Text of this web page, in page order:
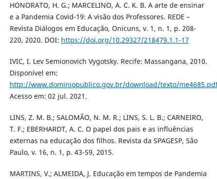
HONORATO, H. G.; MARCELINO, A. C. K. B. A arte de ensinar
e a Pandemia Covid-19: A visão dos Professores. REDE –
Revista Diálogos em Educação, Onicuns, v. 1, n. 1, p. 208-
220, 2020. DOI: https://doi.org/10.29327/218479.1.1-17
IVIC, I. Lev Semionovich Vygotsky. Recife: Massangana, 2010.
Disponível em:
http://www.dominiopublico.gov.br/download/texto/
Acesso em: 02 jul. 2021.
LINS, Z. M. B.; SALOMÃO, N. M. R.; LINS, S. L. B.; CARNEIRO,
T. F.; EBERHARDT, A. C. O papel dos pais e as influências
externas na educação dos filhos. Revista da SPAGESP, São
Paulo, v. 16, n. 1, p. 43-59, 2015.
MARTINS, V.; ALMEIDA, J. Educação em tempos de Pandemia